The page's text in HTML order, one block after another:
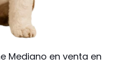
Mediano en venta en